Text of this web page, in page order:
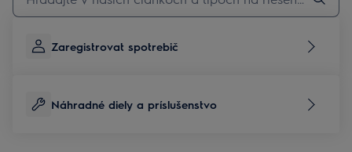
Zaregistrovat spotrebič
Náhradné diely a príslušenstvo